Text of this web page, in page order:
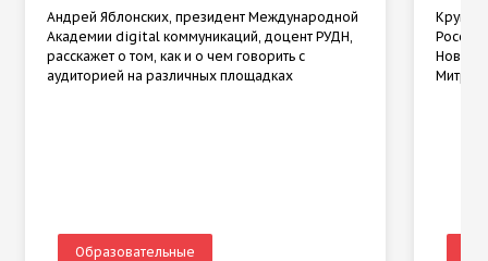
Андрей Яблонских, президент Международной
Академии digital коммуникаций, доцент РУДН,
расскажет о том, как и о чем говорить с
аудиторией на различных площадках
Образовательные
России